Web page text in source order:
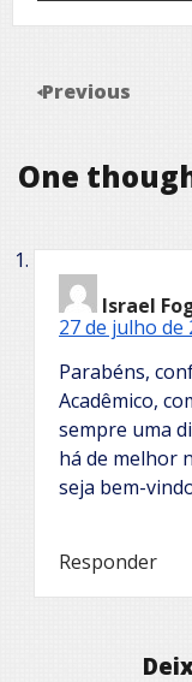
Previous
One
Israel
27 de julho de
Parabéns,
Acadêmico,
sempre uma
há de melhor
seja bem-
Responder